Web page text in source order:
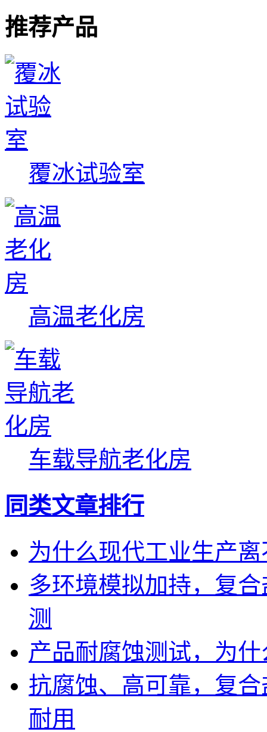
推荐产品
覆冰试验室
高温老化房
车载导航老化房
同类文章排行
为什么现代工业生产
多环境模拟加持，复
测
产品耐腐蚀测试，为
抗腐蚀、高可靠，复
耐用